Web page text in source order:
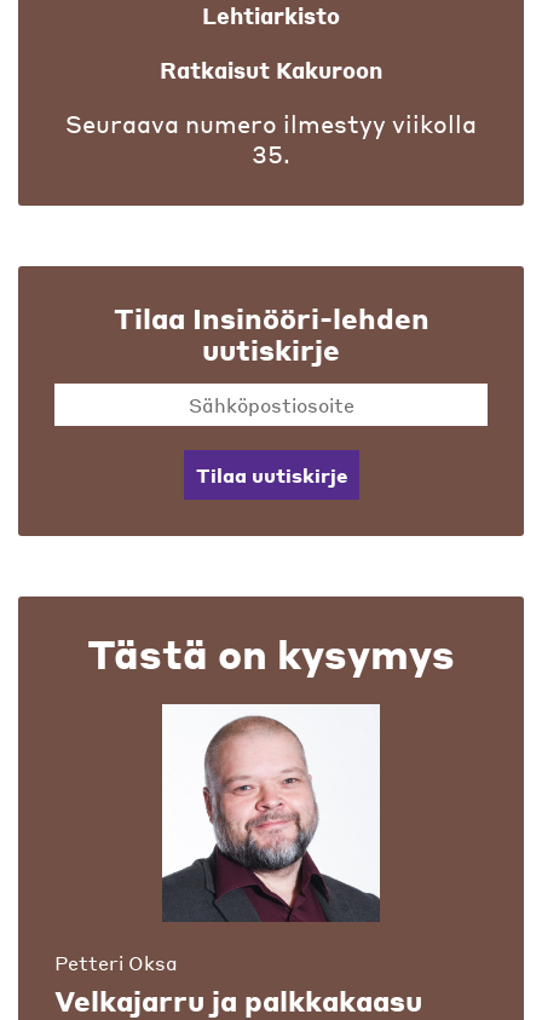
Lehtiarkisto
Ratkaisut Kakuroon
Seuraava numero ilmestyy viikolla
35.
Tilaa Insinööri-lehden
uutiskirje
Tilaa uutiskirje
Tästä on kysymys
Petteri Oksa
Velkajarru ja palkkakaasu